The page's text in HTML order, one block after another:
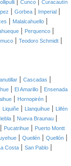
Cunco Curacautín
| Gorbea | Imperial |
| Malalcahuello |
| Perquenco |
| Teodoro Schmidt |
| Cascadas |
| El Amarillo | Ensenada
| Hornopirén |
Liquiñe | Llanquihue | Llifén
| Nueva Braunau |
| Pucatrihue | Puerto Montt
| Queilén | Quellón |
Costa | San Pablo |